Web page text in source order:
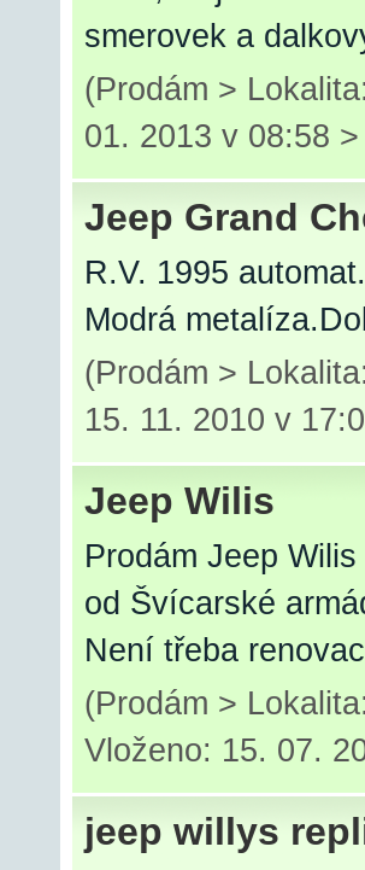
smerovek a
(Prodám >
01. 2013 v 08:58
Jeep Grand
R.V. 1995
Modrá
(Prodám >
15. 11. 2010 v
Jeep Wilis
Prodám Jeep
od Švícarské
Není třeba
(Prodám >
Vloženo: 15. 07.
jeep willys